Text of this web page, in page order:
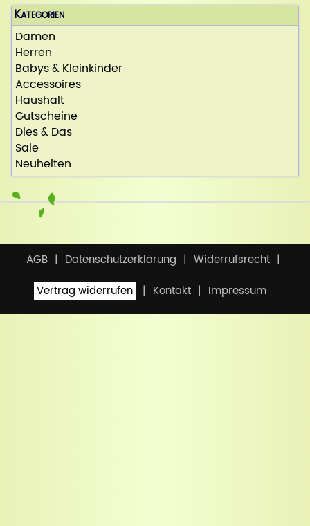
Kategorien
Damen
Herren
Babys & Kleinkinder
Accessoires
Haushalt
Gutscheine
Dies & Das
Sale
Neuheiten
AGB Datenschutzerklärung
Widerrufsrecht
Vertrag widerrufen
Kontakt Impressum